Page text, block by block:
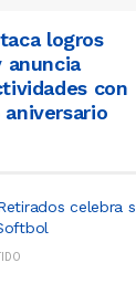
logros
anuncia
con
celebra